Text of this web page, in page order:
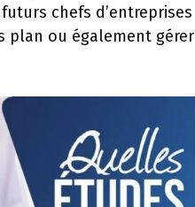
chefs d’entreprises
plan ou également gérer